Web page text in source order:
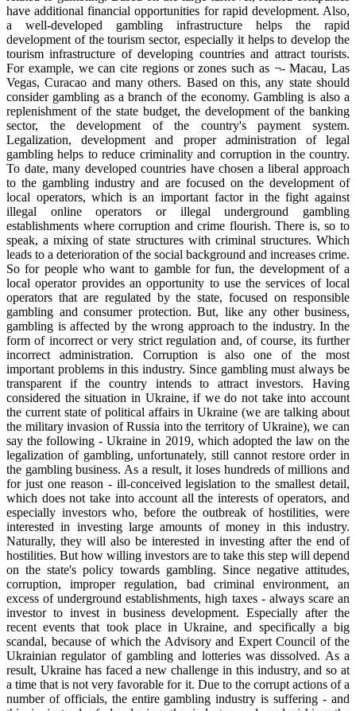
have additional financial opportunities for rapid development. Also,
a well-developed gambling infrastructure helps the rapid
development of the tourism sector, especially it helps to develop the
tourism infrastructure of developing countries and attract tourists.
For example, we can cite regions or zones such as ¬- Macau, Las
Vegas, Curacao and many others. Based on this, any state should
consider gambling as a branch of the economy. Gambling is also a
replenishment of the state budget, the development of the banking
sector, the development of the country's payment system.
Legalization, development and proper administration of legal
gambling helps to reduce criminality and corruption in the country.
To date, many developed countries have chosen a liberal approach
to the gambling industry and are focused on the development of
local operators, which is an important factor in the fight against
illegal online operators or illegal underground gambling
establishments where corruption and crime flourish. There is, so to
speak, a mixing of state structures with criminal structures. Which
leads to a deterioration of the social background and increases crime.
So for people who want to gamble for fun, the development of a
local operator provides an opportunity to use the services of local
operators that are regulated by the state, focused on responsible
gambling and consumer protection. But, like any other business,
gambling is affected by the wrong approach to the industry. In the
form of incorrect or very strict regulation and, of course, its further
incorrect administration. Corruption is also one of the most
important problems in this industry. Since gambling must always be
transparent if the country intends to attract investors. Having
considered the situation in Ukraine, if we do not take into account
the current state of political affairs in Ukraine (we are talking about
the military invasion of Russia into the territory of Ukraine), we can
say the following - Ukraine in 2019, which adopted the law on the
legalization of gambling, unfortunately, still cannot restore order in
the gambling business. As a result, it loses hundreds of millions and
for just one reason - ill-conceived legislation to the smallest detail,
which does not take into account all the interests of operators, and
especially investors who, before the outbreak of hostilities, were
interested in investing large amounts of money in this industry.
Naturally, they will also be interested in investing after the end of
hostilities. But how willing investors are to take this step will depend
on the state's policy towards gambling. Since negative attitudes,
corruption, improper regulation, bad criminal environment, an
excess of underground establishments, high taxes - always scare an
investor to invest in business development. Especially after the
recent events that took place in Ukraine, and specifically a big
scandal, because of which the Advisory and Expert Council of the
Ukrainian regulator of gambling and lotteries was dissolved. As a
result, Ukraine has faced a new challenge in this industry, and so at
a time that is not very favorable for it. Due to the corrupt actions of a
number of officials, the entire gambling industry is suffering - and